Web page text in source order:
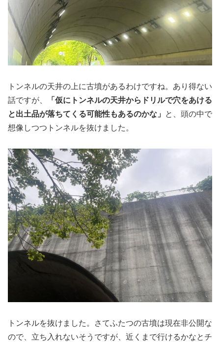
トンネルの天井の上に古墳があるわけですね。あり得ない
話ですが、
「仮にトンネルの天井からドリルで穴をあける
と出土品が落ちてくる可能性もあるのかな」
と、頭の中で
想像しつつトンネルを抜けました。
トンネルを抜けました。さてふたつの古墳は現在非公開な
ので、立ち入れないそうですが、近くまで行けるかなとチ